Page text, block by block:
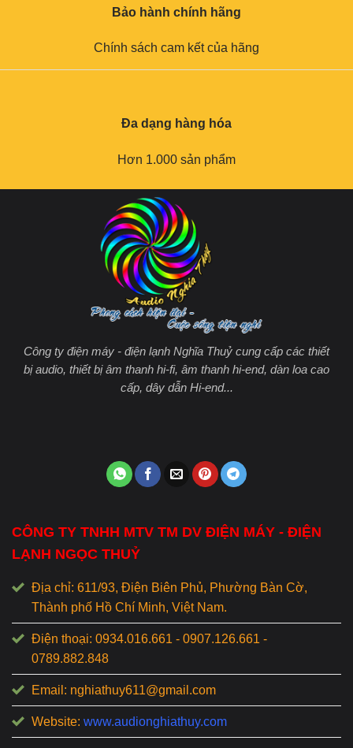
Bảo hành chính hãng
Chính sách cam kết của hãng
Đa dạng hàng hóa
Hơn 1.000 sản phẩm
Công ty điện máy - điện lạnh Nghĩa Thuỷ cung cấp các thiết
bị audio, thiết bị âm thanh hi-fi, âm thanh hi-end, dàn loa cao
cấp, dây dẫn Hi-end...
CÔNG TY TNHH MTV TM DV ĐIỆN MÁY - ĐIỆN
LẠNH NGỌC THUỶ
Địa chỉ: 611/93, Điện Biên Phủ, Phường Bàn Cờ,
Thành phố Hồ Chí Minh, Việt Nam.
Điện thoại: 0934.016.661 - 0907.126.661 -
0789.882.848
Email: nghiathuy611@gmail.com
Website: www.audionghiathuy.com